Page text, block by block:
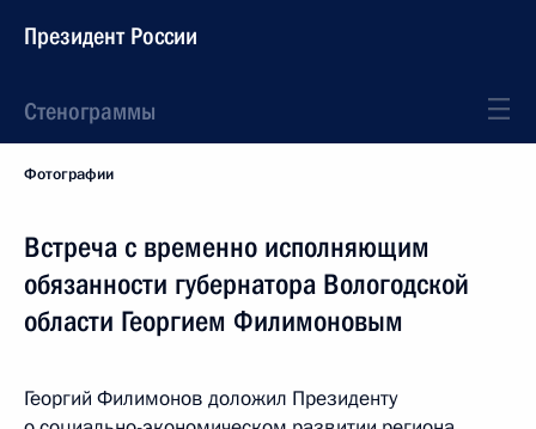
Президент России
Стенограммы
Фотографии
Встреча с временно исполняющим
обязанности губернатора Вологодской
области Георгием Филимоновым
Георгий Филимонов доложил Президенту